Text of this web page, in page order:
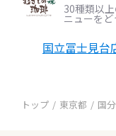
30種類以
ニューをど
国立冨士見台
トップ 東京都 国